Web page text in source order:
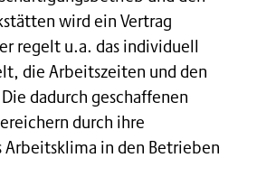
wird ein Vertrag
regelt u.a. das individuell
die Arbeitszeiten und den
dadurch geschaffenen
durch ihre
Arbeitsklima in den Betrieben